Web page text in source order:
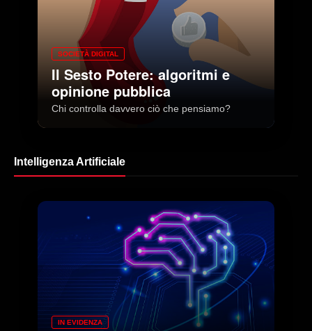
SOCIETÀ DIGITAL
Il Sesto Potere: algoritmi e
opinione pubblica
Chi controlla davvero ciò che pensiamo?
Intelligenza Artificiale
IN EVIDENZA